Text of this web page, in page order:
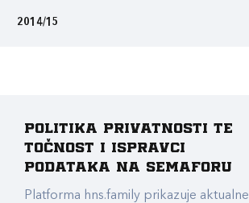
2014/15
Politika privatnosti te
točnost i ispravci
podataka na Semaforu
Platforma hns.family prikazuje aktualne